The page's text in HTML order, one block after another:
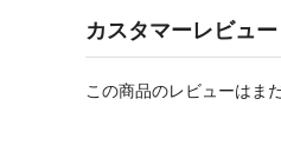
カスタマーレビュー
この商品のレビューはま